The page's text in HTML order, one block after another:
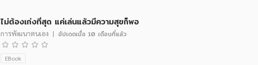
ไม่ต้องเก่งที่สุด แค่เล่นแล้วมีความสุขก็พอ
การพัฒนาตนเอง | อัปเดตเมื่อ 10 เดือนที่แล้ว
EBook